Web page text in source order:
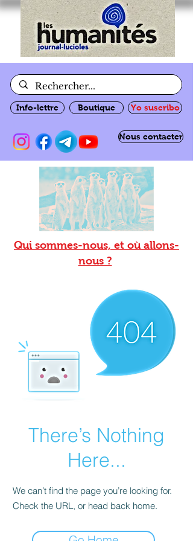
Info-lettre Boutique Yo suscribo
Nous contacter
Qui sommes-nous, et où allons-
nous ?
There’s Nothing
Here...
We can’t find the page you’re looking for.
Check the URL, or head back home.